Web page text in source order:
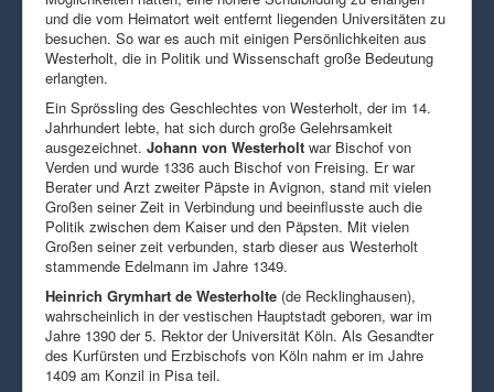
und die vom Heimatort weit entfernt liegenden Universitäten zu
besuchen. So war es auch mit einigen Persönlichkeiten aus
Westerholt, die in Politik und Wissenschaft große Bedeutung
erlangten.
Ein Sprössling des Geschlechtes von Westerholt, der im 14.
Jahrhundert lebte, hat sich durch große Gelehrsamkeit
ausgezeichnet. Johann von Westerholt war Bischof von
Verden und wurde 1336 auch Bischof von Freising. Er war
Berater und Arzt zweiter Päpste in Avignon, stand mit vielen
Großen seiner Zeit in Verbindung und beeinflusste auch die
Politik zwischen dem Kaiser und den Päpsten. Mit vielen
Großen seiner zeit verbunden, starb dieser aus Westerholt
stammende Edelmann im Jahre 1349.
Heinrich Grymhart de Westerholte (de Recklinghausen),
wahrscheinlich in der vestischen Hauptstadt geboren, war im
Jahre 1390 der 5. Rektor der Universität Köln. Als Gesandter
des Kurfürsten und Erzbischofs von Köln nahm er im Jahre
1409 am Konzil in Pisa teil.